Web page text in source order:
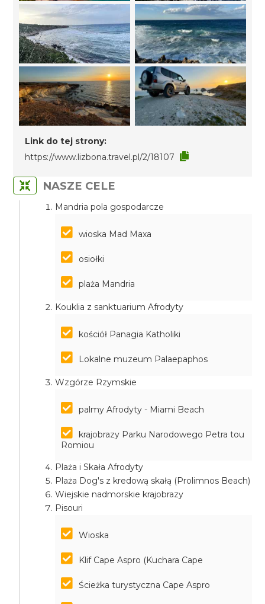
Link do tej strony:
https://www.lizbona.travel.pl/2/18107
NASZE CELE
Mandria pola gospodarcze
wioska Mad Maxa
osiołki
plaża Mandria
Kouklia z sanktuarium Afrodyty
kościół Panagia Katholiki
Lokalne muzeum Palaepaphos
Wzgórze Rzymskie
palmy Afrodyty - Miami Beach
krajobrazy Parku Narodowego Petra tou
Romiou
Plaża i Skała Afrodyty
Plaża Dog's z kredową skałą (Prolimnos Beach)
Wiejskie nadmorskie krajobrazy
Pisouri
Wioska
Klif Cape Aspro (Kuchara Cape
Ścieżka turystyczna Cape Aspro